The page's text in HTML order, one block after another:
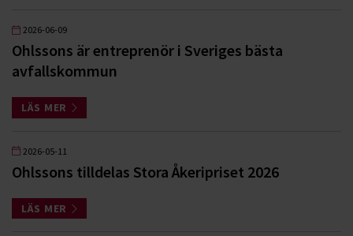
2026-06-09
Ohlssons är entreprenör i Sveriges bästa
avfallskommun
LÄS MER
2026-05-11
Ohlssons tilldelas Stora Åkeripriset 2026
LÄS MER